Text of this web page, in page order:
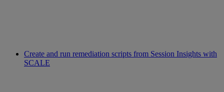
Create and run remediation scripts from Session Insights with
SCALE